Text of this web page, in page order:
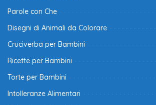
Parole con Che
Disegni di Animali da Colorare
Cruciverba per Bambini
Ricette per Bambini
Torte per Bambini
Intolleranze Alimentari